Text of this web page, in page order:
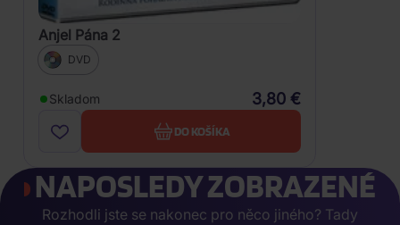
Anjel Pána 2
DVD
Skladom 3,80 €
DO KOŠÍKA
NAPOSLEDY ZOBRAZENÉ
Rozhodli jste se nakonec pro něco jiného? Tady